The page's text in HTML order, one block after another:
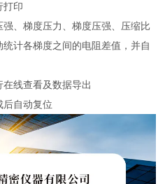
打印
、梯度压力、梯度压强、压缩比
计各梯度之间的电阻差值，并自
线查看及数据导出
后自动复位